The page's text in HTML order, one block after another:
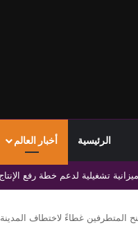
الرئيسية أخبار العالم
وتدعو لضبط النفس
غطاءً لاختطاف المدينة